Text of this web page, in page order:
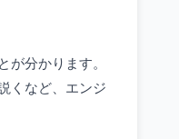
分かります。
くなど、エンジ